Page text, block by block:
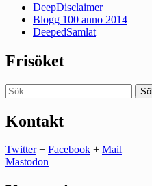
DeepDisclaimer
Blogg 100 anno 2014
DeepedSamlat
Frisöket
Sök
efter:
Kontakt
Twitter+ Facebook + Mail
Mastodon